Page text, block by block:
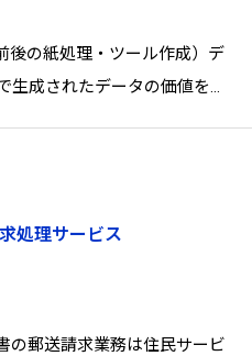
後の紙処理・ツール作成）デ
生成されたデータの価値を最
処理サービス
の郵送請求業務は住民サービ